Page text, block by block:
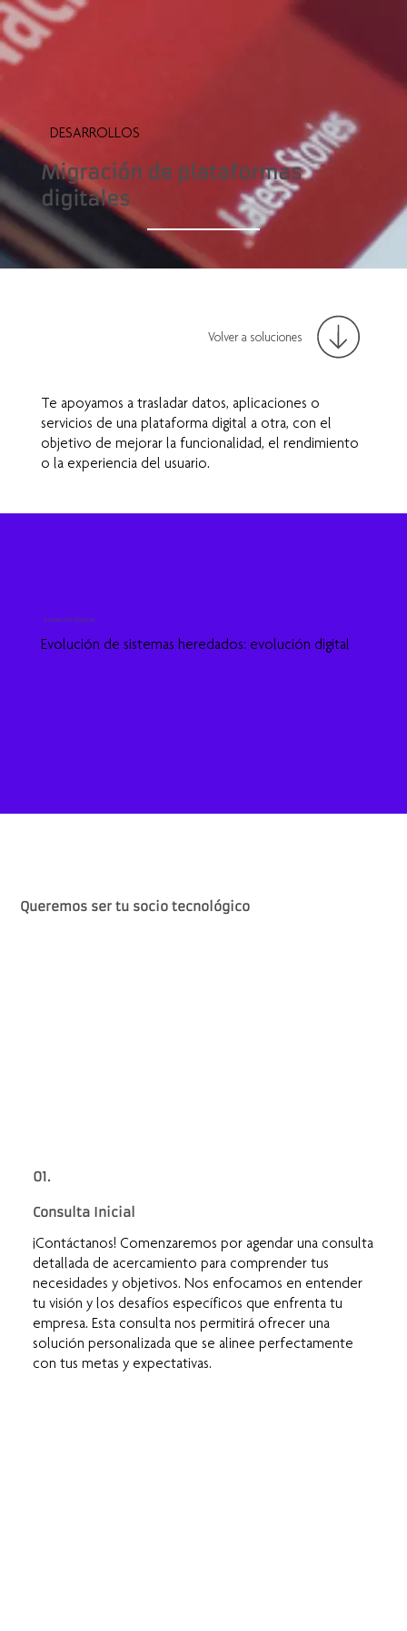
DESARROLLOS
Migración de plataformas
digitales
Volver a soluciones
Te apoyamos a trasladar datos, aplicaciones o
servicios de una plataforma digital a otra, con el
objetivo de mejorar la funcionalidad, el rendimiento
o la experiencia del usuario.
Evolución Digital
Evolución de sistemas heredados: evolución digital
Queremos ser tu socio tecnológico
01.
Consulta Inicial
¡Contáctanos! Comenzaremos por agendar una consulta
detallada de acercamiento para comprender tus
necesidades y objetivos. Nos enfocamos en entender
tu visión y los desafíos específicos que enfrenta tu
empresa. Esta consulta nos permitirá ofrecer una
solución personalizada que se alinee perfectamente
con tus metas y expectativas.